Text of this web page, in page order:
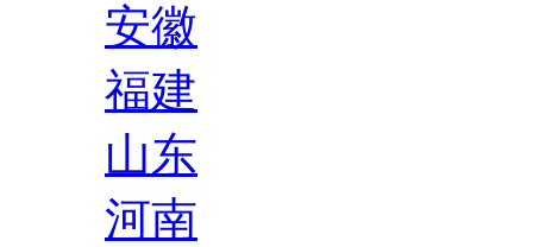
安徽
福建
山东
河南